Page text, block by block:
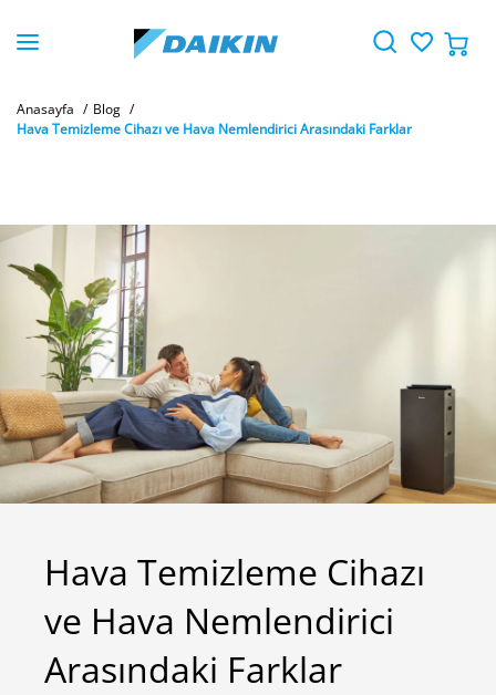
Anasayfa
Blog
Hava Temizleme Cihazı ve Hava Nemlendirici Arasındaki Farklar
Hava Temizleme Cihazı
ve Hava Nemlendirici
Arasındaki Farklar